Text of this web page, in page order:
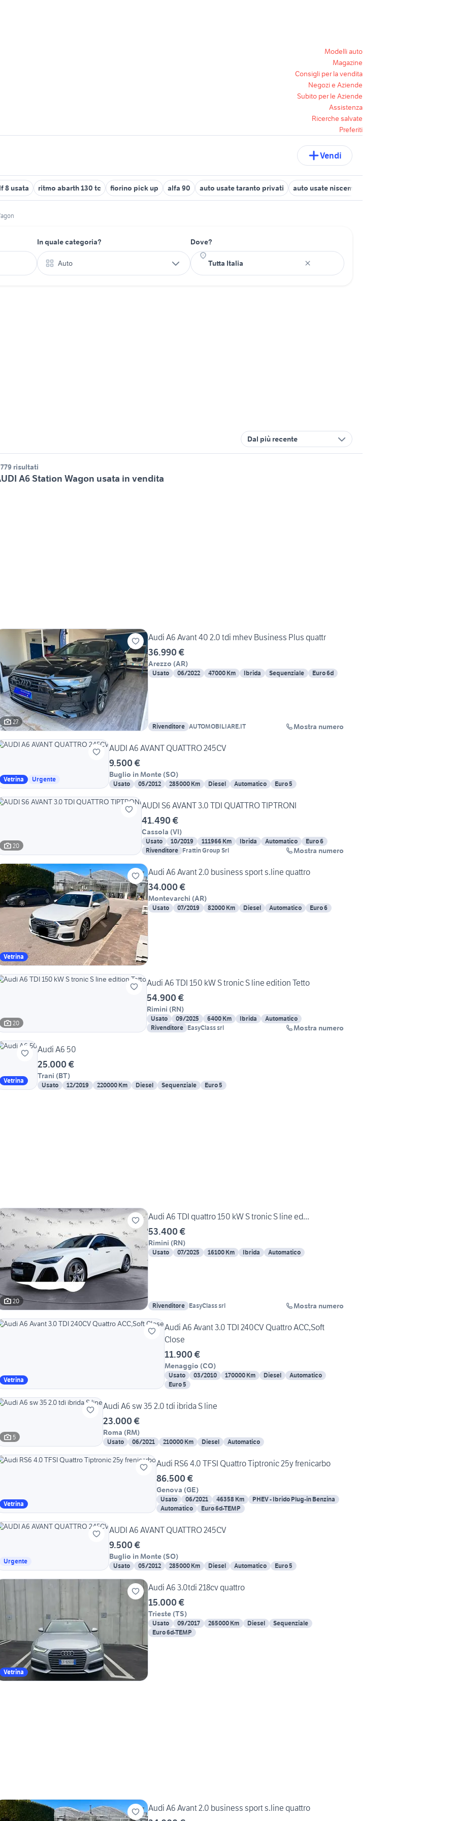
Modelli auto
Magazine
Consigli per la vendita
Negozi e Aziende
Subito per le Aziende
Assistenza
Ricerche salvate
Preferiti
Vendi
8 usata ritmo abarth 130 tc fiorino pick up alfa 90 auto usate taranto privati auto usate niscemi
In quale categoria?
Auto
Dove?
Dal più recente
risultati
A6 Station Wagon usata in vendita
27
Audi A6 Avant 40 2.0 tdi mhev Business Plus quattr
36.990 €
Arezzo (AR)
Usato 06/2022 47000 Km Ibrida Sequenziale Euro 6d
Rivenditore AUTOMOBILIARE.IT Mostra numero
Vetrina Urgente
AUDI A6 AVANT QUATTRO 245CV
9.500 €
Buglio in Monte (SO)
Usato 05/2012 285000 Km Diesel Automatico Euro 5
20
AUDI S6 AVANT 3.0 TDI QUATTRO TIPTRONI
41.490 €
Cassola (VI)
Usato 10/2019 111966 Km Ibrida Automatico
Euro 6
Rivenditore Frattin Group Srl Mostra numero
Vetrina
Audi A6 Avant 2.0 business sport s.line quattro
34.000 €
Montevarchi (AR)
Usato 07/2019 82000 Km Diesel Automatico Euro 6
20
Audi A6 TDI 150 kW S tronic S line edition Tetto
54.900 €
Rimini (RN)
Usato 09/2025 6400 Km Ibrida
Automatico
Rivenditore EasyClass srl Mostra numero
Vetrina
Audi A6 50
25.000 €
Trani (BT)
Usato 12/2019 220000 Km Diesel Sequenziale Euro 5
20
Audi A6 TDI quattro 150 kW S tronic S line ed...
53.400 €
Rimini (RN)
Usato 07/2025 16100 Km Ibrida Automatico
Rivenditore EasyClass srl Mostra numero
Vetrina
Audi A6 Avant 3.0 TDI 240CV Quattro ACC,Soft
Close
11.900 €
Menaggio (CO)
Usato 03/2010 170000 Km Diesel
Automatico
Euro 5
5
Audi A6 sw 35 2.0 tdi ibrida S line
23.000 €
Roma (RM)
Usato 06/2021 210000 Km Diesel Automatico
Vetrina
Audi RS6 4.0 TFSI Quattro Tiptronic 25y frenicarbo
86.500 €
Genova (GE)
Usato 06/2021 46358 Km
PHEV - Ibrido Plug-in Benzina
Automatico
Euro 6d-TEMP
Urgente
AUDI A6 AVANT QUATTRO 245CV
9.500 €
Buglio in Monte (SO)
Usato 05/2012 285000 Km Diesel Automatico Euro 5
Vetrina
Audi A6 3.0tdi 218cv quattro
15.000 €
Trieste (TS)
Usato 09/2017 265000 Km Diesel
Sequenziale
Euro 6d-TEMP
Audi A6 Avant 2.0 business sport s.line quattro